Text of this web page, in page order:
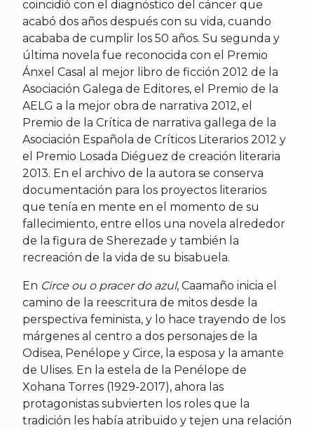
coincidió con el diagnóstico del cáncer que
acabó dos años después con su vida, cuando
acababa de cumplir los 50 años. Su segunda y
última novela fue reconocida con el Premio
Ánxel Casal al mejor libro de ficción 2012 de la
Asociación Galega de Editores, el Premio de la
AELG a la mejor obra de narrativa 2012, el
Premio de la Crítica de narrativa gallega de la
Asociación Española de Críticos Literarios 2012 y
el Premio Losada Diéguez de creación literaria
2013. En el archivo de la autora se conserva
documentación para los proyectos literarios
que tenía en mente en el momento de su
fallecimiento, entre ellos una novela alrededor
de la figura de Sherezade y también la
recreación de la vida de su bisabuela.
En Circe ou o pracer do azul, Caamaño inicia el
camino de la reescritura de mitos desde la
perspectiva feminista, y lo hace trayendo de los
márgenes al centro a dos personajes de la
Odisea, Penélope y Circe, la esposa y la amante
de Ulises. En la estela de la Penélope de
Xohana Torres (1929-2017), ahora las
protagonistas subvierten los roles que la
tradición les había atribuido y tejen una relación